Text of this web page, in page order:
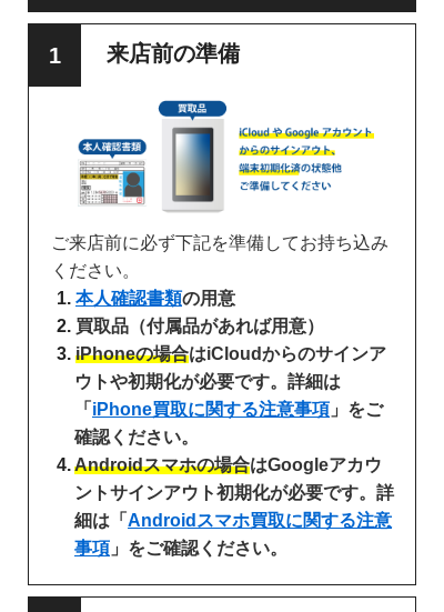
来店前の準備
ご来店前に必ず下記を準備してお持ち込み
ください。
本人確認書類の用意
買取品（付属品があれば用意）
iPhoneの場合はiCloudからのサインア
ウトや初期化が必要です。詳細は
「 iPhone買取に関する注意事項 」をご
確認ください。
Androidスマホの場合はGoogleアカウ
ントサインアウト初期化が必要です。詳
細は「 Androidスマホ買取に関する注意
事項 」をご確認ください。